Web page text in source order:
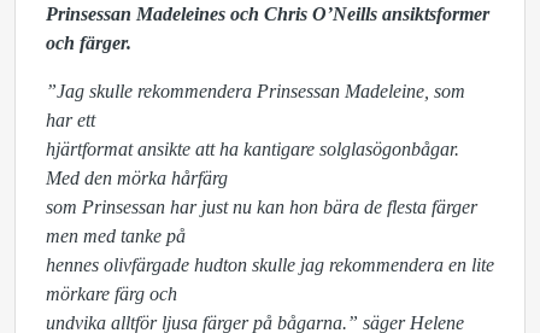
Prinsessan Madeleines och Chris O’Neills ansiktsformer
och färger.
”Jag skulle rekommendera Prinsessan Madeleine, som
har ett
hjärtformat ansikte att ha kantigare solglasögonbågar.
Med den mörka hårfärg
som Prinsessan har just nu kan hon bära de flesta färger
men med tanke på
hennes olivfärgade hudton skulle jag rekommendera en lite
mörkare färg och
undvika alltför ljusa färger på bågarna.” säger Helene